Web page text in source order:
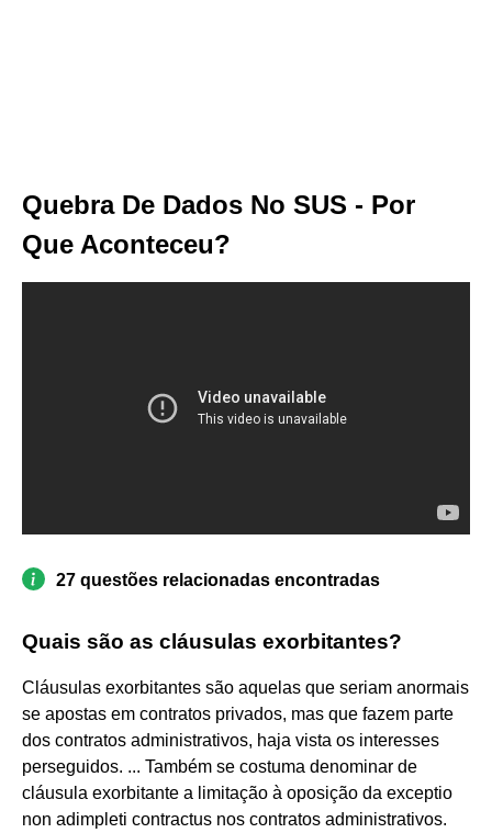
Quebra De Dados No SUS - Por
Que Aconteceu?
27 questões relacionadas encontradas
Quais são as cláusulas exorbitantes?
Cláusulas exorbitantes são aquelas que seriam anormais
se apostas em contratos privados, mas que fazem parte
dos contratos administrativos, haja vista os interesses
perseguidos. ... Também se costuma denominar de
cláusula exorbitante a limitação à oposição da exceptio
non adimpleti contractus nos contratos administrativos.